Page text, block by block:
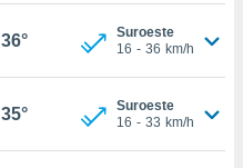
36°
Suroeste
16 - 36 km/h
35°
Suroeste
16 - 33 km/h